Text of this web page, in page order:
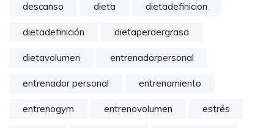
descanso dieta dietadefinicion
dietadefinición dietaperdergrasa
dietavolumen entrenadorpersonal
entrenador personal entrenamiento
entrenogym entrenovolumen estrés